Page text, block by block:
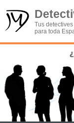
Tus
para toda